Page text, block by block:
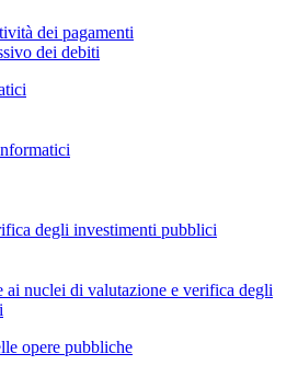
dei pagamenti
dei debiti
degli investimenti pubblici
nuclei di valutazione e verifica degli
opere pubbliche